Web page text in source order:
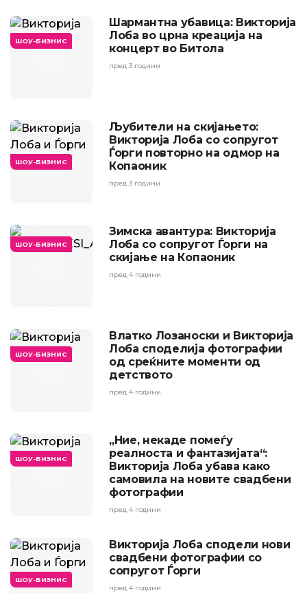
ШОУ-БИЗНИС
Шармантна убавица: Викторија
Лоба во црна креација на
концерт во Битола
пред 3 години
ШОУ-БИЗНИС
Љубители на скијањето:
Викторија Лоба со сопругот
Ѓорги повторно на одмор на
Копаоник
пред 3 години
ШОУ-БИЗНИС
Зимска авантура: Викторија
Лоба со сопругот Ѓорги на
скијање на Копаоник
пред 4 години
ШОУ-БИЗНИС
Влатко Лозаноски и Викторија
Лоба споделија фотографии
од среќните моменти од
детството
пред 4 години
ШОУ-БИЗНИС
„Ние, некаде помеѓу
реалноста и фантазијата“:
Викторија Лоба убава како
самовила на новите свадбени
фотографии
пред 4 години
ШОУ-БИЗНИС
Викторија Лоба сподели нови
свадбени фотографии со
сопругот Ѓорги
пред 4 години